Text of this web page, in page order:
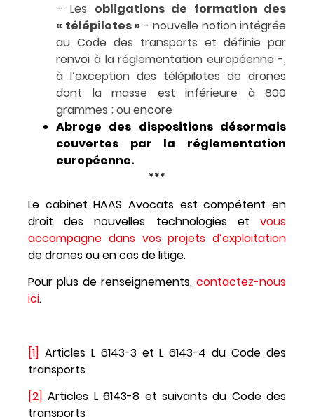
– Les obligations de formation des
« télépilotes » – nouvelle notion intégrée
au Code des transports et définie par
renvoi à la réglementation européenne -,
à l’exception des télépilotes de drones
dont la masse est inférieure à 800
grammes ; ou encore
Abroge des dispositions désormais
couvertes par la réglementation
européenne.
***
Le cabinet HAAS Avocats est compétent en
droit des nouvelles technologies et vous
accompagne dans vos projets d’exploitation
de drones ou en cas de litige.
Pour plus de renseignements, contactez-nous
ici.
[1] Articles L 6143-3 et L 6143-4 du Code des
transports
[2] Articles L 6143-8 et suivants du Code des
transports